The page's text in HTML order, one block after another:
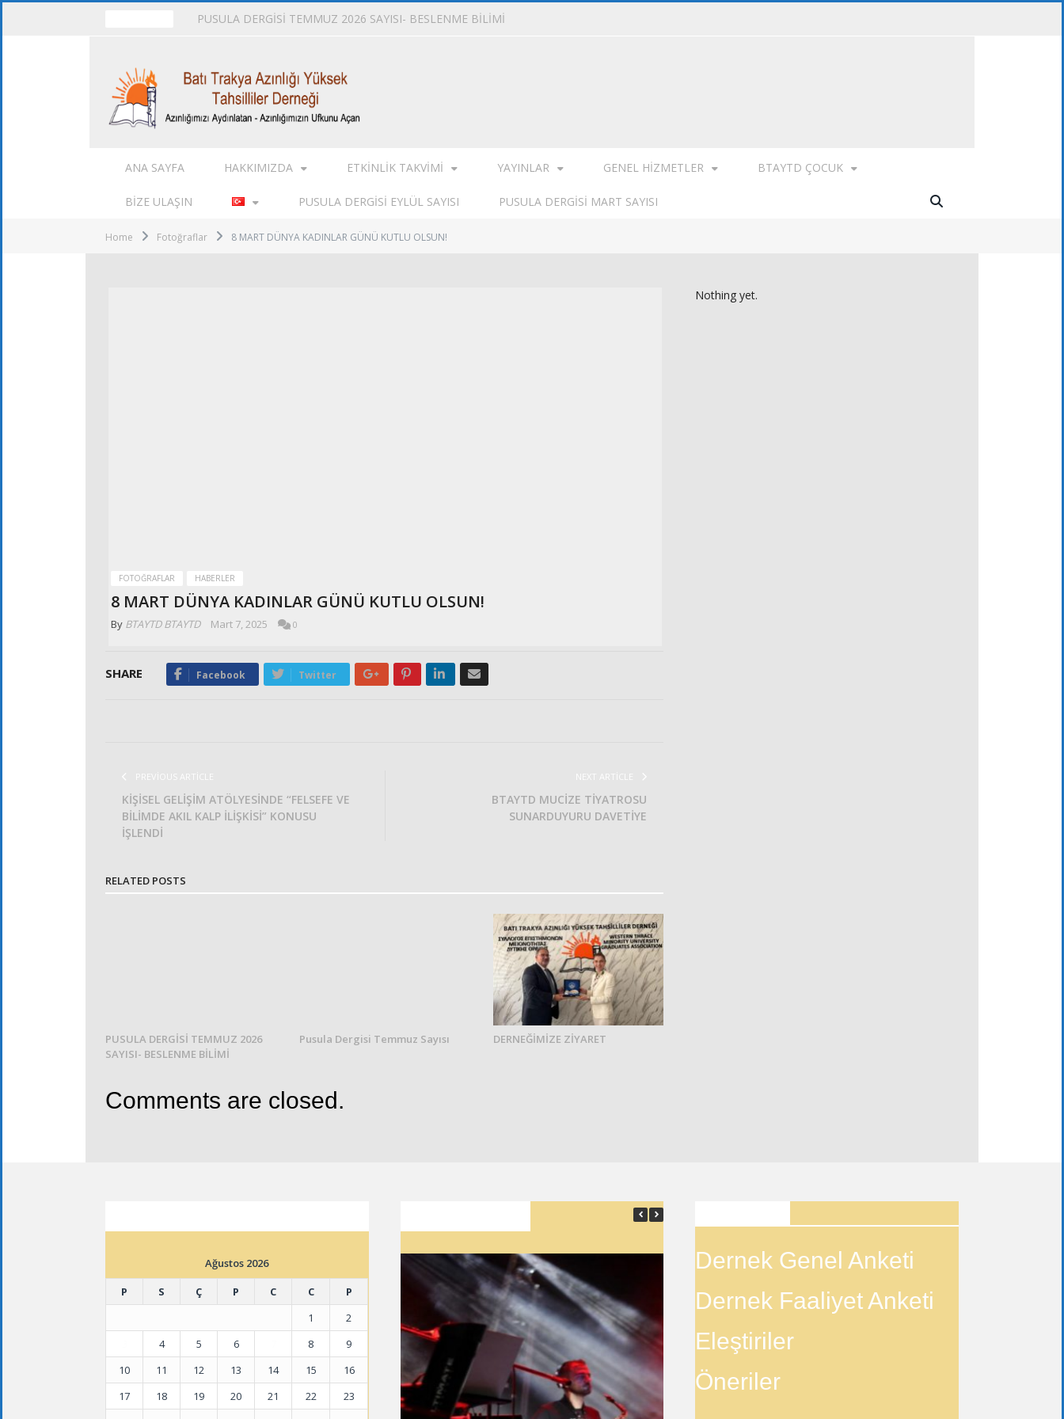
PUSULA DERGİSİ TEMMUZ 2026 SAYISI- BESLENME BİLİMİ
ANA SAYFA HAKKIMIZDA ETKINLIK TAKVIMI YAYINLAR GENEL HIZMETLER BTAYTD ÇOCUK
BIZE ULAŞIN PUSULA DERGISI EYLÜL SAYISI PUSULA DERGISI MART SAYISI
Home Fotoğraflar 8 MART DÜNYA KADINLAR GÜNÜ KUTLU OLSUN!
FOTOĞRAFLAR HABERLER
8 MART DÜNYA KADINLAR GÜNÜ KUTLU OLSUN!
By BTAYTD BTAYTD Mart 7, 2025 0
SHARE Facebook Twitter Google+ PinterestLinkedIn
PREVIOUS ARTICLE
KİŞİSEL GELİŞİM ATÖLYESİNDE “FELSEFE VE
BİLİMDE AKIL KALP İLİŞKİSİ” KONUSU
İŞLENDİ
NEXT ARTICLE
BTAYTD MUCİZE TİYATROSU
SUNARDUYURU DAVETİYE
RELATED POSTS
PUSULA DERGİSİ TEMMUZ 2026
SAYISI- BESLENME BİLİMİ
Pusula Dergisi Temmuz Sayısı DERNEĞİMİZE ZİYARET
Comments are closed.
Nothing yet.
Ağustos 2026
P
S Ç P C C
P
1
2
4 5 6 8
9
10
11 12 13 14 15
16
17
18 19 20 21 22
23
Dernek Genel Anketi
Dernek Faaliyet Anketi
Eleştiriler
Öneriler